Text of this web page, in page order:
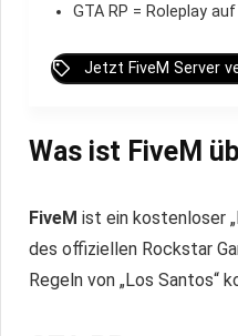
GTA RP = Roleplay
Jetzt FiveM Server
Was ist FiveM
FiveM ist ein kostenloser
des offiziellen Rockstar
Regeln von „Los Santos“